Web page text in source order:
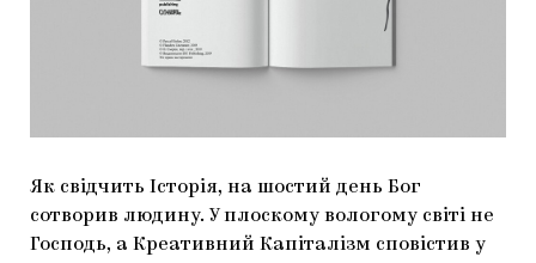
Як свідчить Історія, на шостий день Бог
сотворив людину. У плоскому вологому світі не
Господь, а Креативний Капіталізм сповістив у